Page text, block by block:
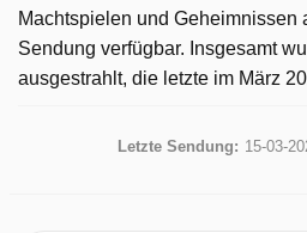
Machtspielen und Geheimnissen
Sendung verfügbar. Insgesamt
ausgestrahlt, die letzte im März
Letzte Sendung: 15-03-